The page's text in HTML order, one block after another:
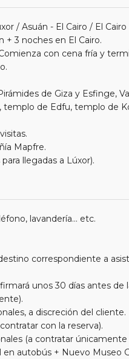
/ Asuán - El Cairo / El Cairo
+ 3 noches en El Cairo.
con cena fría y
de Giza y Esfinge,
de Edfu, templo de
Mapfre.
llegadas a Lúxor).
lavandería... etc.
correspondiente a
unos 30 días antes de
a discreción del cliente.
con la reserva).
(a contratar
en autobús + Nuevo Museo